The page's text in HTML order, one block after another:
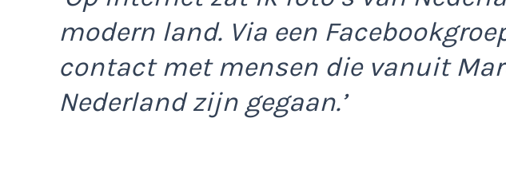
modern land. Via een
contact met mensen die vanuit
Nederland zijn gegaan.’